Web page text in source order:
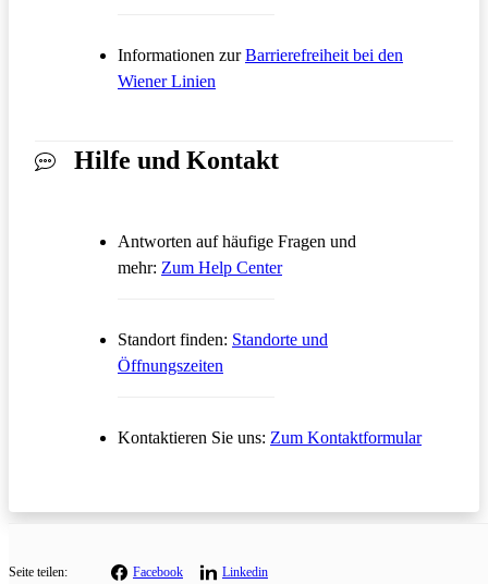
Informationen zurBarrierefreiheit bei den
Wiener Linien
Hilfe und Kontakt
Antworten auf häufige Fragen und
mehr: Zum Help CenterÖffnet in einem neuen Tab
Standort finden: Standorte und
Öffnungszeiten
Kontaktieren Sie uns: Zum KontaktformularÖffnet in
Seite teilen: Facebook Linkedin